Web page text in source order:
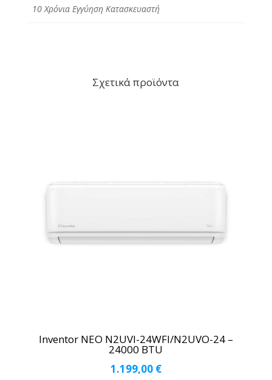
10 Χρόνια Εγγύηση Κατασκευαστή
Σχετικά προϊόντα
Inventor NEO Ν2UVI-24WFI/Ν2UVO-24 –
24000 BTU
1.199,00 €